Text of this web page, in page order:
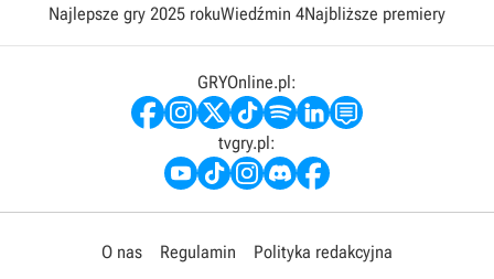
Najlepsze gry 2025 rokuWiedźmin 4Najbliższe premiery
GRYOnline.pl:
tvgry.pl:
O nas Regulamin
Polityka redakcyjna